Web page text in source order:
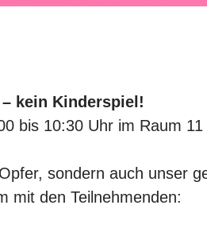
kein Kinderspiel!
bis 10:30 Uhr im Raum
sondern auch unser
mit den Teilnehmenden: